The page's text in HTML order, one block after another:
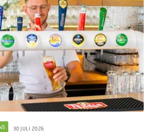
30 JULI 2026